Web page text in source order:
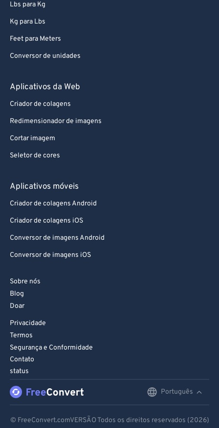
Lbs para Kg
Kg para Lbs
Feet para Meters
Conversor de unidades
Aplicativos da Web
Criador de colagens
Redimensionador de imagens
Cortar imagem
Seletor de cores
Aplicativos móveis
Criador de colagens Android
Criador de colagens iOS
Conversor de imagens Android
Conversor de imagens iOS
Sobre nós
Blog
Doar
Privacidade
Termos
Segurança e Conformidade
Contato
status
Português
© FreeConvert.comVERSÃO Todos os direitos reservados (2026)